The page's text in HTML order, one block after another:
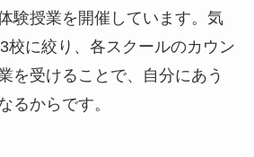
験授業を開催しています。気
校に絞り、各スクールのカウン
を受けることで、自分にあう
るからです。